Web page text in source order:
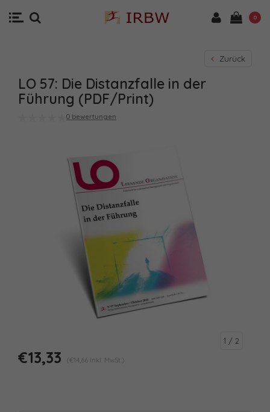
0
Zurück
LO 57: Die Distanzfalle in der
Führung (PDF/Print)
0 bewertungen
1 / 2
€13,33 (€14,66 Inkl. MwSt.)